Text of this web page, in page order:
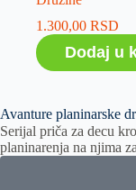
1.300,00 RSD
Dodaj u
Avanture planinarske
Serijal priča za decu
planinarenja na njima